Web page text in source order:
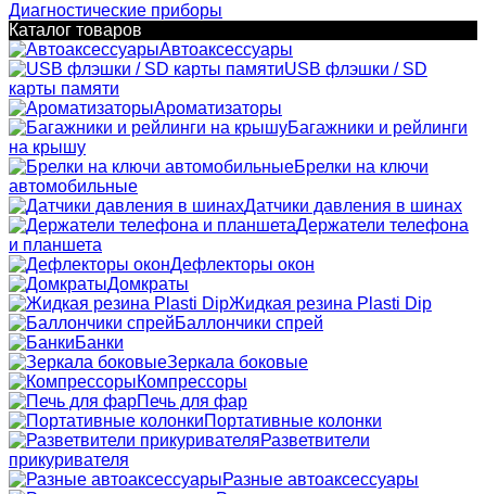
Диагностические приборы
Каталог товаров
Автоаксессуары
USB флэшки / SD
карты памяти
Ароматизаторы
Багажники и рейлинги
на крышу
Брелки на ключи
автомобильные
Датчики давления в шинах
Держатели телефона
и планшета
Дефлекторы окон
Домкраты
Жидкая резина Plasti Dip
Баллончики спрей
Банки
Зеркала боковые
Компрессоры
Печь для фар
Портативные колонки
Разветвители
прикуривателя
Разные автоаксессуары